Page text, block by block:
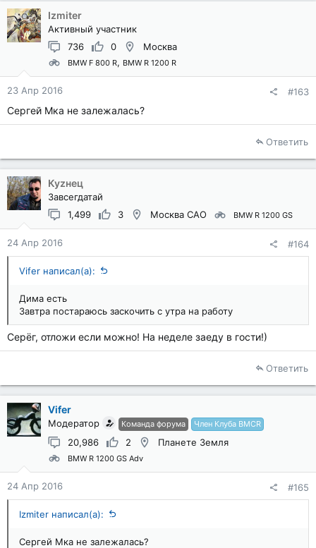
Izmiter
Активный участник
736
0 Москва
BMW F 800 R BMW R 1200 R
23 Апр 2016 #163
Сергей Мка не залежалась?
Ответить
Куzнец
Завсегдатай
1,499
3 Москва САО BMW R 1200 GS
24 Апр 2016 #164
Vifer написал(а):
Дима есть
Завтра постараюсь заскочить с утра на работу
Серёг, отложи если можно! На неделе заеду в гости!)
Ответить
Vifer
Модератор Команда форума Член Клуба BMCR
20,986 2 Планете Земля
BMW R 1200 GS Adv
24 Апр 2016 #165
Izmiter написал(а):
Сергей Мка не залежалась?